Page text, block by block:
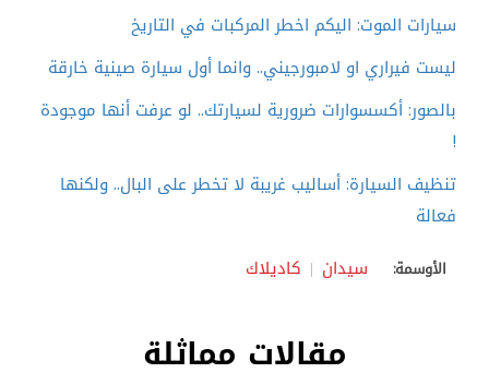
سيارات الموت: اليكم اخطر المركبات في التاريخ
ليست فيراري او لامبورجيني.. وانما أول سيارة صينية خارقة
بالصور: أكسسوارات ضرورية لسيارتك.. لو عرفت أنها موجودة
!
تنظيف السيارة: أساليب غريبة لا تخطر على البال.. ولكنها
فعالة
الأوسمة: سيدان كاديلاك
مقالات مماثلة